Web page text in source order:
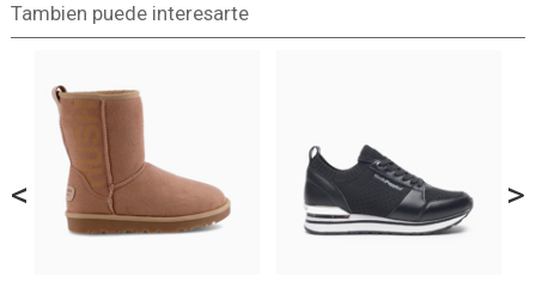
Tambien puede interesarte
< >